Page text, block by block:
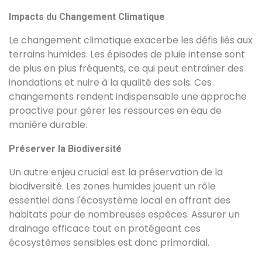
Impacts du Changement Climatique
Le changement climatique exacerbe les défis liés aux
terrains humides. Les épisodes de pluie intense sont
de plus en plus fréquents, ce qui peut entraîner des
inondations et nuire à la qualité des sols. Ces
changements rendent indispensable une approche
proactive pour gérer les ressources en eau de
manière durable.
Préserver la Biodiversité
Un autre enjeu crucial est la préservation de la
biodiversité. Les zones humides jouent un rôle
essentiel dans l'écosystème local en offrant des
habitats pour de nombreuses espèces. Assurer un
drainage efficace tout en protégeant ces
écosystèmes sensibles est donc primordial.